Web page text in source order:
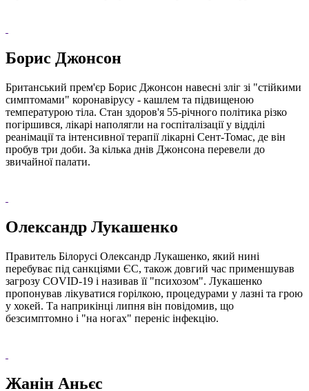
Борис Джонсон
Британський прем'єр Борис Джонсон навесні зліг зі "стійкими
симптомами" коронавірусу - кашлем та підвищеною
температурою тіла. Стан здоров'я 55-річного політика різко
погіршився, лікарі наполягли на госпіталізації у відділі
реанімації та інтенсивної терапії лікарні Сент-Томас, де він
пробув три доби. За кілька днів Джонсона перевели до
звичайної палати.
Олександр Лукашенко
Правитель Білорусі Олександр Лукашенко, який нині
перебуває під санкціями ЄС, також довгий час применшував
загрозу COVID-19 і називав її "психозом". Лукашенко
пропонував лікуватися горілкою, процедурами у лазні та грою
у хокей. Та наприкінці липня він повідомив, що
безсимптомно і "на ногах" переніс інфекцію.
Жанін Аньєс